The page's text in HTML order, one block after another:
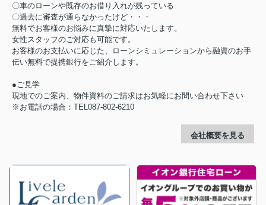
〇車のローンや既存のお借り入れが残っている
〇過去に審査が通らなかったけど・・・
無料でお客様のお悩みに真摯に対応いたします。
女性スタッフのご対応も可能です。
お客様のお支払いに応じた、ローンシミュレーションから融資のお手
伝い無料で提携銀行をご紹介します。
●ご見学
現地でのご案内、物件資料のご請求はお気軽にお問い合わせ下さい
※お電話の場合：TEL087-802-6210
会社概要を見る